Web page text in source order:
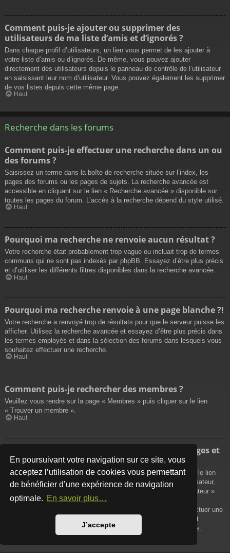
En poursuivant votre navigation sur ce site, vous
acceptez l’utilisation de cookies vous permettant
de bénéficier d’une expérience de navigation
optimale. En savoir plus…
J’accepte
Comment puis-je ajouter ou supprimer des
utilisateurs de ma liste d’amis et d’ignorés ?
Dans chaque profil d’utilisateurs, un lien vous permet de les ajouter à
votre liste d’amis ou d’ignorés. De même, vous pouvez ajouter
directement des utilisateurs depuis le panneau de contrôle de l’utilisateur
en saisissant leur nom d’utilisateur. Vous pouvez également les supprimer
de vos listes depuis cette même page.
Haut
Recherche dans les forums
Comment puis-je effectuer une recherche dans un ou
des forums ?
Saisissez un terme dans la boîte de recherche située sur l’index, les
pages des forums ou les pages de sujets. La recherche avancée est
accessible en cliquant sur le lien « Recherche avancée » disponible sur
toutes les pages du forum. L’accès à la recherche dépend du style utilisé.
Haut
Pourquoi ma recherche ne renvoie aucun résultat ?
Votre recherche était probablement trop vague ou incluait trop de termes
communs qui ne sont pas indexés par phpBB. Essayez d’être plus précis
et d’utiliser les différents filtres disponibles dans la recherche avancée.
Haut
Pourquoi ma recherche renvoie à une page blanche ?!
Votre recherche a renvoyé trop de résultats pour que le serveur puisse les
afficher. Utilisez la recherche avancée et essayez d’être plus précis dans
les termes employés et dans la sélection des forums dans lesquels vous
souhaitez effectuer une recherche.
Haut
Comment puis-je rechercher des membres ?
Veuillez vous rendre sur la page « Membres » puis cliquer sur le lien
« Trouver un membre ».
Haut
Comment puis-je retrouver mes propres messages et
sujets ?
Vos propres messages peuvent être affichés soit en cliquant sur le lien
« Afficher vos messages » dans le panneau de contrôle de l’utilisateur,
soit en cliquant sur le lien « Rechercher les messages de l’utilisateur »
sur la page de votre propre profil ou soit en cliquant sur le menu
« Raccourcis » situé sur la partie supérieure du forum. Pour effectuer une
recherche de vos propres sujets, utilisez la recherche avancée et
remplissez convenablement les options qui vous sont disponibles.